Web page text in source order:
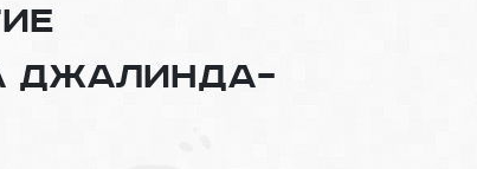
Джалинда–